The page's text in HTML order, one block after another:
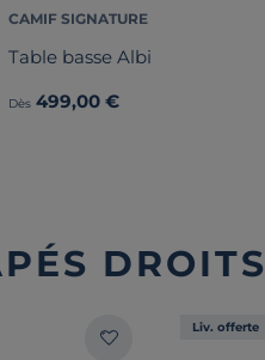
CAMIF SIGNATURE
Table basse Albi
Dès 499,00 €
DROITS
Liv. offerte